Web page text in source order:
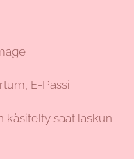
E-Passi
käsitelty saat laskun